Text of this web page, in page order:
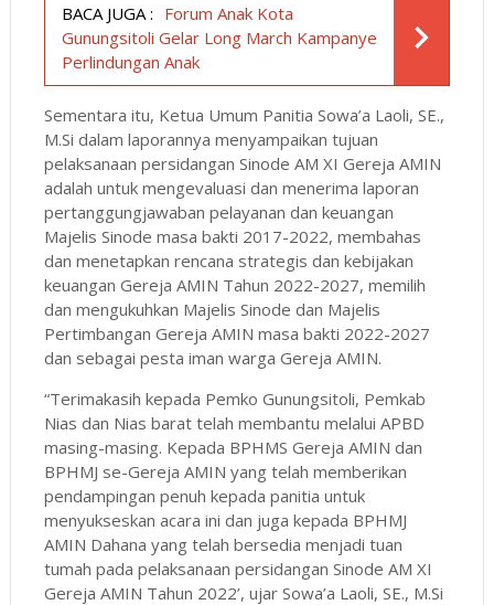
BACA JUGA : Forum Anak Kota
Gunungsitoli Gelar Long March Kampanye
Perlindungan Anak
Sementara itu, Ketua Umum Panitia Sowa’a Laoli, SE.,
M.Si dalam laporannya menyampaikan tujuan
pelaksanaan persidangan Sinode AM XI Gereja AMIN
adalah untuk mengevaluasi dan menerima laporan
pertanggungjawaban pelayanan dan keuangan
Majelis Sinode masa bakti 2017-2022, membahas
dan menetapkan rencana strategis dan kebijakan
keuangan Gereja AMIN Tahun 2022-2027, memilih
dan mengukuhkan Majelis Sinode dan Majelis
Pertimbangan Gereja AMIN masa bakti 2022-2027
dan sebagai pesta iman warga Gereja AMIN.
“Terimakasih kepada Pemko Gunungsitoli, Pemkab
Nias dan Nias barat telah membantu melalui APBD
masing-masing. Kepada BPHMS Gereja AMIN dan
BPHMJ se-Gereja AMIN yang telah memberikan
pendampingan penuh kepada panitia untuk
menyukseskan acara ini dan juga kepada BPHMJ
AMIN Dahana yang telah bersedia menjadi tuan
tumah pada pelaksanaan persidangan Sinode AM XI
Gereja AMIN Tahun 2022’, ujar Sowa’a Laoli, SE., M.Si